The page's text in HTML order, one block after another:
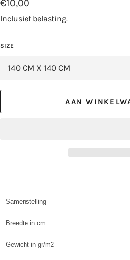
prijs
€10,00
Inclusief belasting.
SIZE
AAN
Samenstelling
Breedte in cm
Gewicht in gr/m2